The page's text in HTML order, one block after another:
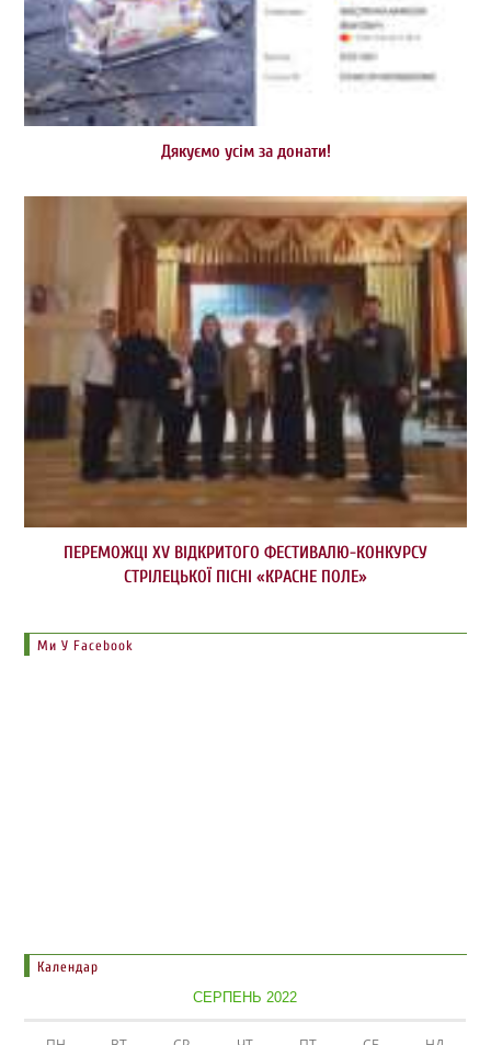
Дякуємо усім за донати!
ПЕРЕМОЖЦІ ХV ВІДКРИТОГО ФЕСТИВАЛЮ-КОНКУРСУ
СТРІЛЕЦЬКОЇ ПІСНІ «КРАСНЕ ПОЛЕ»
Ми У Facebook
Календар
СЕРПЕНЬ 2022